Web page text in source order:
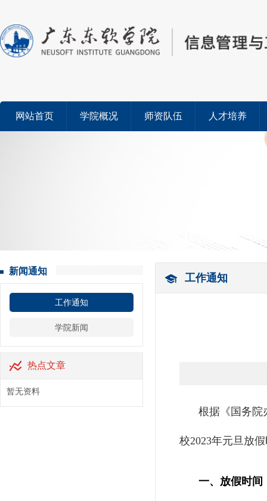
网站首页 学院概况 师资队伍 人才培养
新闻通知
工作通知
学院新闻
热点文章
暂无资料
工作通知
根据《国务院
校2023年元旦放
一、放假时间